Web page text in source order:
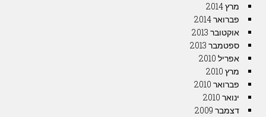
מרץ 2014
פברואר 2014
אוקטובר 2013
ספטמבר 2013
אפריל 2010
מרץ 2010
פברואר 2010
ינואר 2010
דצמבר 2009